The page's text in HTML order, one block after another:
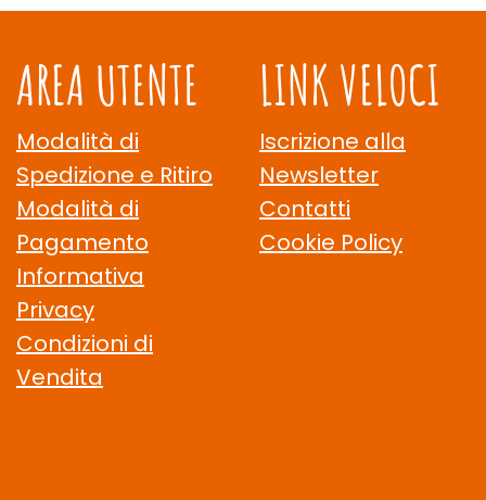
AREA UTENTE
Modalità di
Spedizione e Ritiro
Modalità di
Pagamento
Informativa
Privacy
Condizioni di
Vendita
LINK VELOCI
Iscrizione alla
Newsletter
Contatti
Cookie Policy